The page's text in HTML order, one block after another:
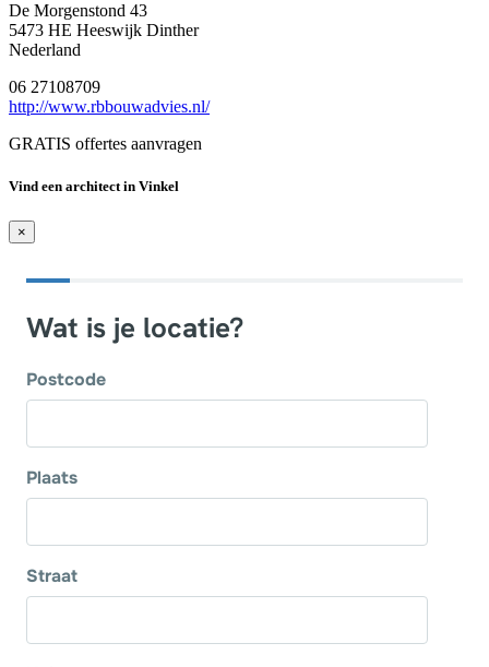
De Morgenstond 43
5473 HE Heeswijk Dinther
Nederland
06 27108709
http://www.rbbouwadvies.nl/
GRATIS offertes aanvragen
Vind een architect in Vinkel
×